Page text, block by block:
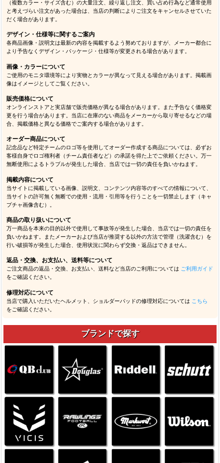
（複数カラー・サイズ含む）の大量注文、繰り返し注文、買い占め行為など通常使用
と考えづらい注文があった場合は、当店の判断によりご注文をキャンセルさせていた
だく場合があります。
デザイン・仕様等に関するご案内
各商品画像・説明文は最新の内容を掲載するよう努めておりますが、メーカー都合に
より予告なくデザイン・パッケージ・仕様等が変更される場合があります。
画像・カラーについて
ご使用のモニタ環境等により実物とカラーが異なって見える場合があります。掲載画
像はイメージとしてご覧ください。
販売価格について
オンラインストアと実店舗で販売価格が異なる場合があります。また予告なく価格変
更を行う場合があります。当店に在庫のない商品をメーカーから取り寄せるなどの場
合、掲載価格と異なる価格でご案内する場合があります。
オーダー商品について
記念品など特定チームのロゴ等を使用してオーダー作成する商品については、必ずお
客様自身でロゴ権利者（チーム責任者など）の承諾を得た上でご依頼ください。万一
無断使用によるトラブルが発生した場合、当店では一切の責任を負いかねます。
掲載内容について
当サイトに掲載している画像、説明文、コンテンツ内容等のすべての情報について、
当サイトの許可無く無断での使用・流用・引用等を行うことを一切禁止します（キャ
プチャ画像含む）。
商品の取り扱いについて
万一商品を本来の目的以外で使用して事故等が発生した場合、当店では一切の責任を
負いかねます。またメーカーおよび当店が推奨する以外の方法で管理（洗濯含む）を
行い破損等が発生した場合、使用状況に関わらず交換・返品はできません。
返品・交換、お支払い、送料等について
ご注文商品の返品・交換、お支払い、送料など当店のご利用については ご利用ガイド
をご確認ください。
修理対応について
当店で購入いただいたヘルメット、ショルダーパッドの修理対応については こちら
をご確認ください。
ブランドで探す